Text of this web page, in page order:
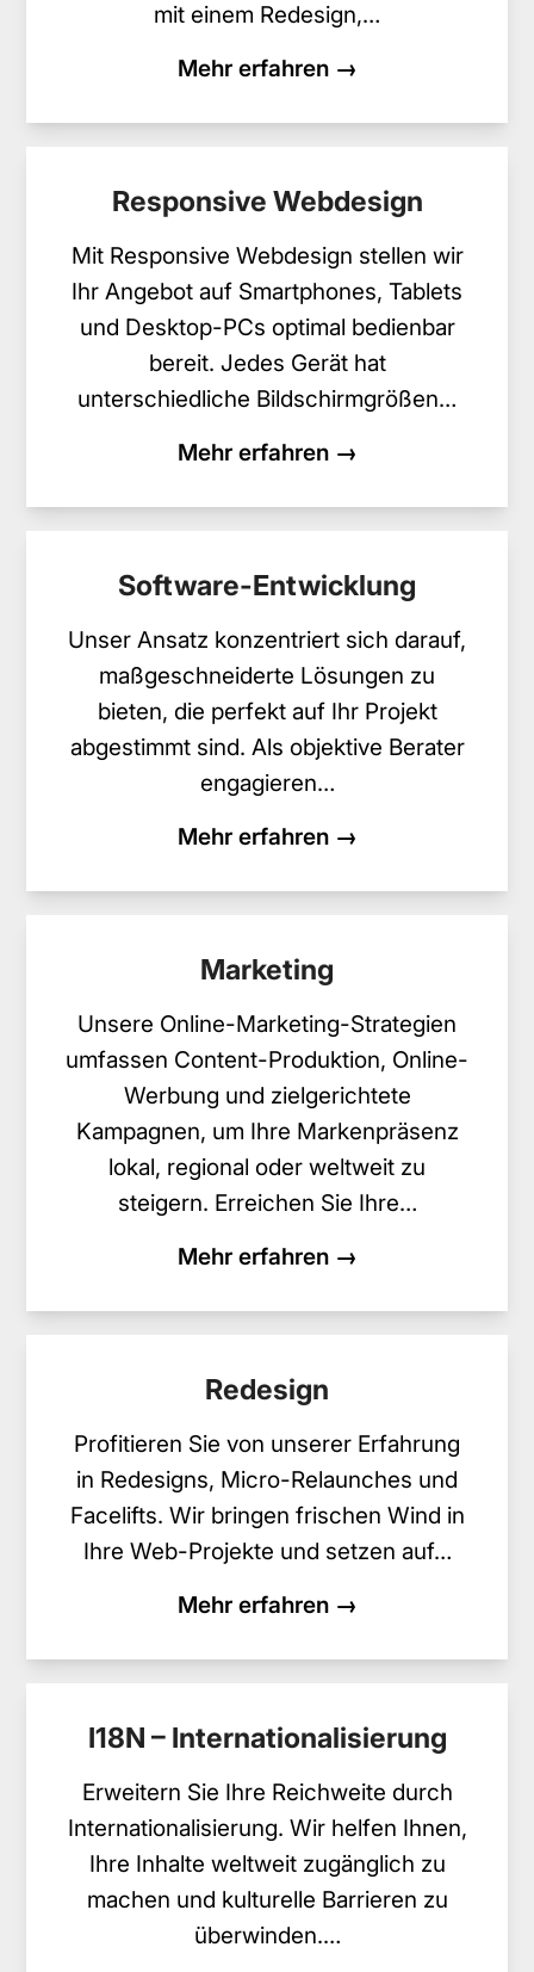
mit einem Redesign,…
Mehr erfahren →
Responsive Webdesign
Mit Responsive Webdesign stellen wir
Ihr Angebot auf Smartphones, Tablets
und Desktop-PCs optimal bedienbar
bereit. Jedes Gerät hat
unterschiedliche Bildschirmgrößen…
Mehr erfahren →
Software-Entwicklung
Unser Ansatz konzentriert sich darauf,
maßgeschneiderte Lösungen zu
bieten, die perfekt auf Ihr Projekt
abgestimmt sind. Als objektive Berater
engagieren…
Mehr erfahren →
Marketing
Unsere Online-Marketing-Strategien
umfassen Content-Produktion, Online-
Werbung und zielgerichtete
Kampagnen, um Ihre Markenpräsenz
lokal, regional oder weltweit zu
steigern. Erreichen Sie Ihre…
Mehr erfahren →
Redesign
Profitieren Sie von unserer Erfahrung
in Redesigns, Micro-Relaunches und
Facelifts. Wir bringen frischen Wind in
Ihre Web-Projekte und setzen auf…
Mehr erfahren →
I18N – Internationalisierung
Erweitern Sie Ihre Reichweite durch
Internationalisierung. Wir helfen Ihnen,
Ihre Inhalte weltweit zugänglich zu
machen und kulturelle Barrieren zu
überwinden.…